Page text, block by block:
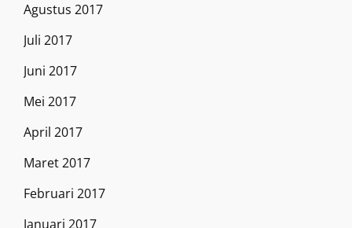
Agustus 2017
Juli 2017
Juni 2017
Mei 2017
April 2017
Maret 2017
Februari 2017
Januari 2017